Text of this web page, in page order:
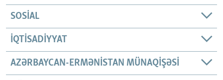
SOSIAL
İQTISADIYYAT
AZƏRBAYCAN-ERMƏNISTAN MÜNAQIŞƏSI